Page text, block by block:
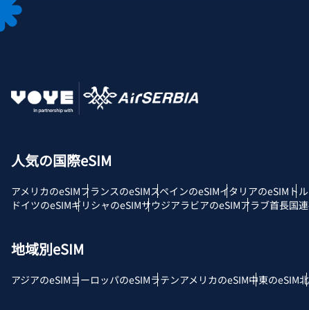
人気の国際eSIM
アメリカのeSIMフランスのeSIMスペインのeSIMイタリアのeSIM ト
ドイツのeSIMギリシャのeSIMサウジアラビアのeSIMアラブ首長国
地域別eSIM
アジアのeSIMヨーロッパのeSIMラテンアメリカのeSIM中東のeSIM